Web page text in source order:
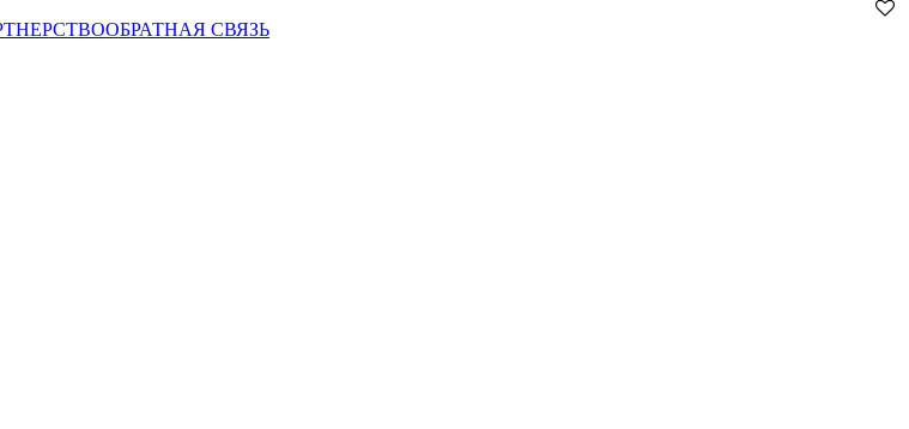
ОБРАТНАЯ СВЯЗЬ